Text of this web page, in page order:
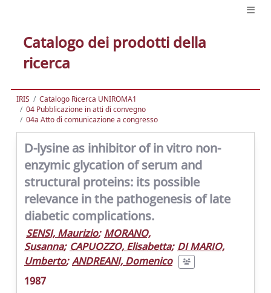
Catalogo dei prodotti della
ricerca
IRIS
Catalogo Ricerca UNIROMA1
04 Pubblicazione in atti di convegno
04a Atto di comunicazione a congresso
D-lysine as inhibitor of in vitro non-
enzymic glycation of serum and
structural proteins: its possible
relevance in the pathogenesis of late
diabetic complications.
SENSI, Maurizio; MORANO,
Susanna; CAPUOZZO, Elisabetta; DI MARIO,
Umberto; ANDREANI, Domenico
1987